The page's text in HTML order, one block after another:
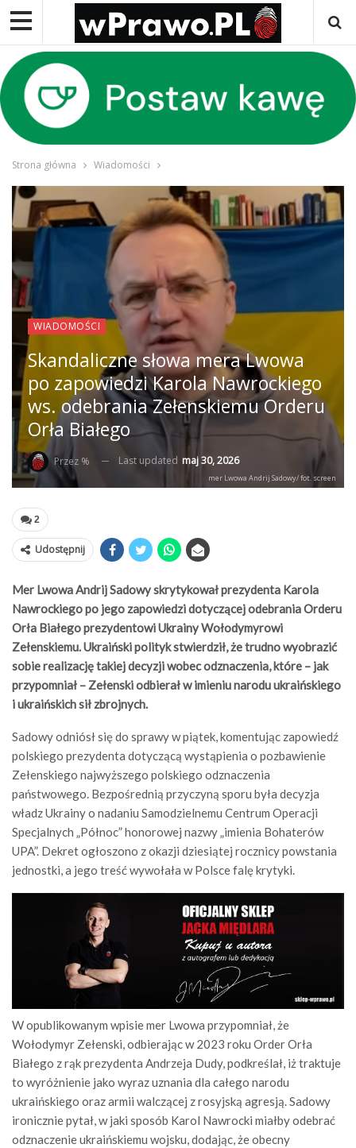
Strona główna Wiadomości
WIADOMOŚCI
Skandaliczne słowa mera Lwowa
po zapowiedzi Karola Nawrockiego
ws. odebrania Zełenskiemu Orderu
Orła Białego
Przez % Last updated maj 30, 2026
mer Lwowa Andrij Sadowy/ fot. screen
2
Udostępnij
Mer Lwowa Andrij Sadowy skrytykował prezydenta Karola
Nawrockiego po jego zapowiedzi dotyczącej odebrania Orderu
Orła Białego prezydentowi Ukrainy Wołodymyrowi
Zełenskiemu. Ukraiński polityk stwierdził, że trudno wyobrazić
sobie realizację takiej decyzji wobec odznaczenia, które – jak
przypomniał – Zełenski odbierał w imieniu narodu ukraińskiego
i ukraińskich sił zbrojnych.
Sadowy odniósł się do sprawy w piątek, komentując zapowiedź
polskiego prezydenta dotyczącą wystąpienia o pozbawienie
Zełenskiego najwyższego polskiego odznaczenia
państwowego. Bezpośrednią przyczyną sporu była decyzja
władz Ukrainy o nadaniu Samodzielnemu Centrum Operacji
Specjalnych „Północ” honorowej nazwy „imienia Bohaterów
UPA”. Dekret ogłoszono z okazji dziesiątej rocznicy powstania
jednostki, a jego treść wywołała w Polsce falę krytyki.
W opublikowanym wpisie mer Lwowa przypomniał, że
Wołodymyr Zełenski, odbierając w 2023 roku Order Orła
Białego z rąk prezydenta Andrzeja Dudy, podkreślał, iż traktuje
to wyróżnienie jako wyraz uznania dla całego narodu
ukraińskiego oraz armii walczącej z rosyjską agresją. Sadowy
ironicznie pytał, w jaki sposób Karol Nawrocki miałby odebrać
odznaczenie ukraińskiemu wojsku, dodając, że obecny